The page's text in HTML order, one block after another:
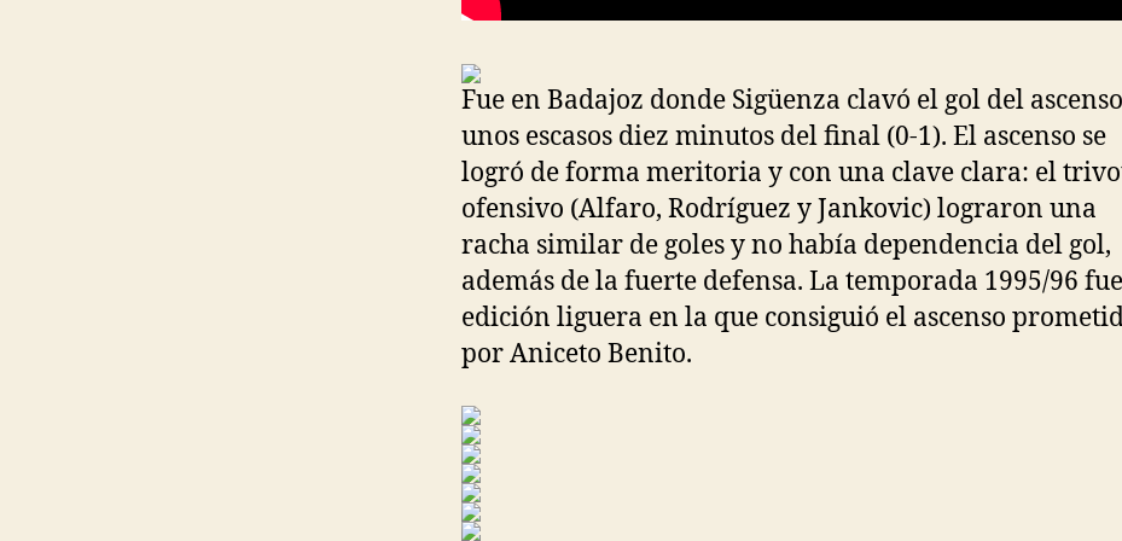
Fue en Badajoz donde Sigüenza clavó el gol del
unos escasos diez minutos del final (0-1). El ascenso se
logró de forma meritoria y con una clave clara: el
ofensivo (Alfaro, Rodríguez y Jankovic) lograron una
racha similar de goles y no había dependencia del gol,
además de la fuerte defensa. La temporada 1995/96
edición liguera en la que consiguió el ascenso
por Aniceto Benito.